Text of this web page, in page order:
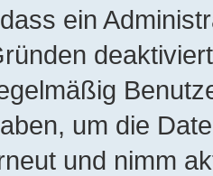
ein
um die
und nimm